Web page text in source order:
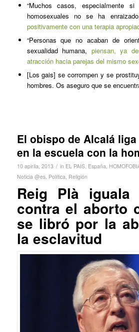
“Muchos casos, especialmente
homosexuales no se ha
positivamente con una terapia
“Personas que no acaban de
sexualidad humana, piensan, ya
atracción hacia parejas del mismo
[Los gais] se corrompen y se
hombres. Os aseguro que se
El obispo de Alcalá
en la escuela con la
10 apirila, 2013 / in EL PAIS, España,
Noticia @es, Política, Religión
Reig Plà iguala
contra el aborto
se libró por la
la esclavitud